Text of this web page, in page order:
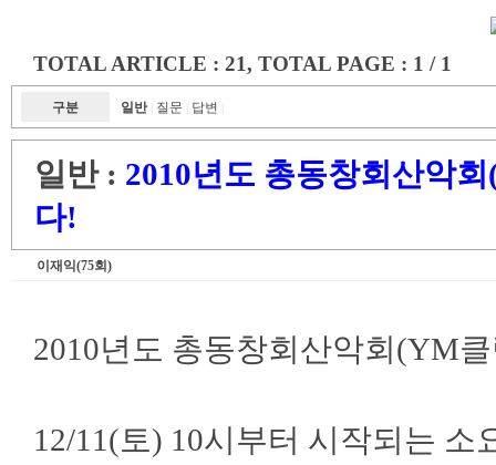
TOTAL ARTICLE : 21, TOTAL PAGE : 1 / 1
구분 일반 질문 답변
일반 : 2010년도 총동창회산악
다!
이재익(75회)
2010년도 총동창회산악회(YM
12/11(토) 10시부터 시작되는